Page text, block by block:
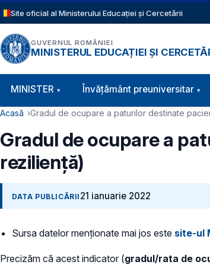
Sari la conținutul principal
Site oficial al Ministerului Educației și Cercetării
GUVERNUL ROMÂNIEI
MINISTERUL EDUCAȚIEI ȘI
Navigație principală
MINISTER Învăţământ preuniversitar
Cale de navigare
Acasă Gradul de ocupare a paturilor destinate
Gradul de ocupare a
reziliență)
DATA PUBLICĂRII 21 ianuarie 2022
Sursa datelor menționate mai jos este site-ul
Precizăm că acest indicator (gradul/rata de